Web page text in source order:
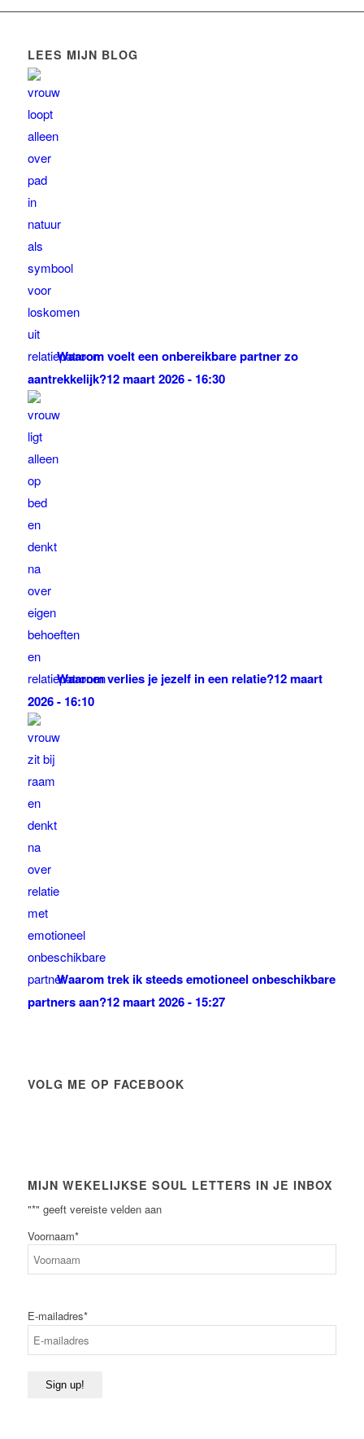
LEES MIJN BLOG
Waarom voelt een onbereikbare partner zo
aantrekkelijk?12 maart 2026 - 16:30
Waarom verlies je jezelf in een relatie?12 maart
2026 - 16:10
Waarom trek ik steeds emotioneel onbeschikbare
partners aan?12 maart 2026 - 15:27
VOLG ME OP FACEBOOK
MIJN WEKELIJKSE SOUL LETTERS IN JE INBOX
"*" geeft vereiste velden aan
Voornaam*
E-mailadres*
Sign up!